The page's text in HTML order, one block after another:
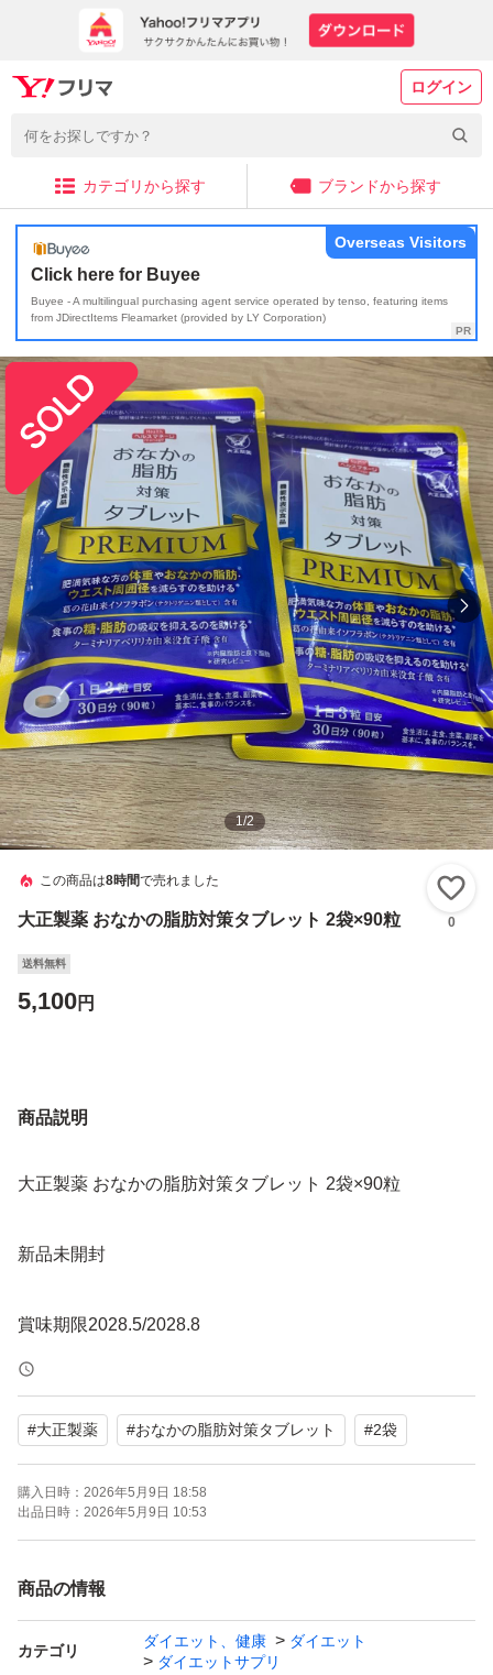
ログイン
カテゴリから探す ブランドから探す
Click here for Buyee
Buyee - A multilingual purchasing agent service operated by tenso, featuring items
from JDirectItems Fleamarket (provided by LY Corporation)
Overseas Visitors
1/2
この商品は8時間で売れました
大正製薬 おなかの脂肪対策タブレット 2袋×90粒 0
送料無料
5,100円
商品説明
大正製薬 おなかの脂肪対策タブレット 2袋×90粒
新品未開封
#大正製薬 #おなかの脂肪対策タブレット #2袋
購入日時： 2026年5月9日 18:58
出品日時： 2026年5月9日 10:53
商品の情報
カテゴリ
ダイエット、健康
ダイエット
ダイエットサプリ